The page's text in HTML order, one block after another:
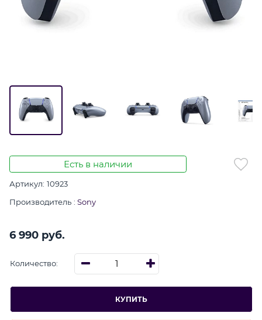
Есть в наличии
Артикул: 10923
Производитель : Sony
6 990 руб.
Количество:
КУПИТЬ